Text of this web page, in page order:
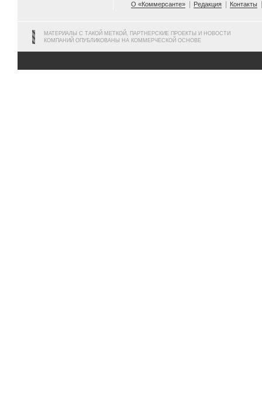
О «Коммерсанте»
Редакция Контакты
МАТЕРИАЛЫ С ТАКОЙ МЕТКОЙ, ПАРТНЕРСКИЕ ПРОЕКТЫ И НОВОСТИ
КОМПАНИЙ ОПУБЛИКОВАНЫ НА КОММЕРЧЕСКОЙ ОСНОВЕ